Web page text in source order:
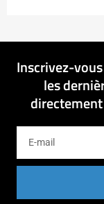
Inscrivez-
les